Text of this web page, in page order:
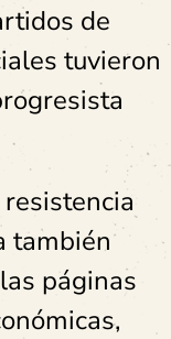
de
tuvieron
también
páginas